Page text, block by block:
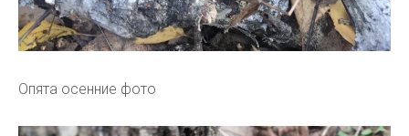
Опята осенние фото